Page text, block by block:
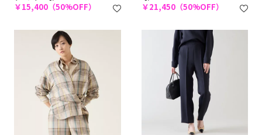
￥15,400（50%OFF） ￥21,450（50%OFF）